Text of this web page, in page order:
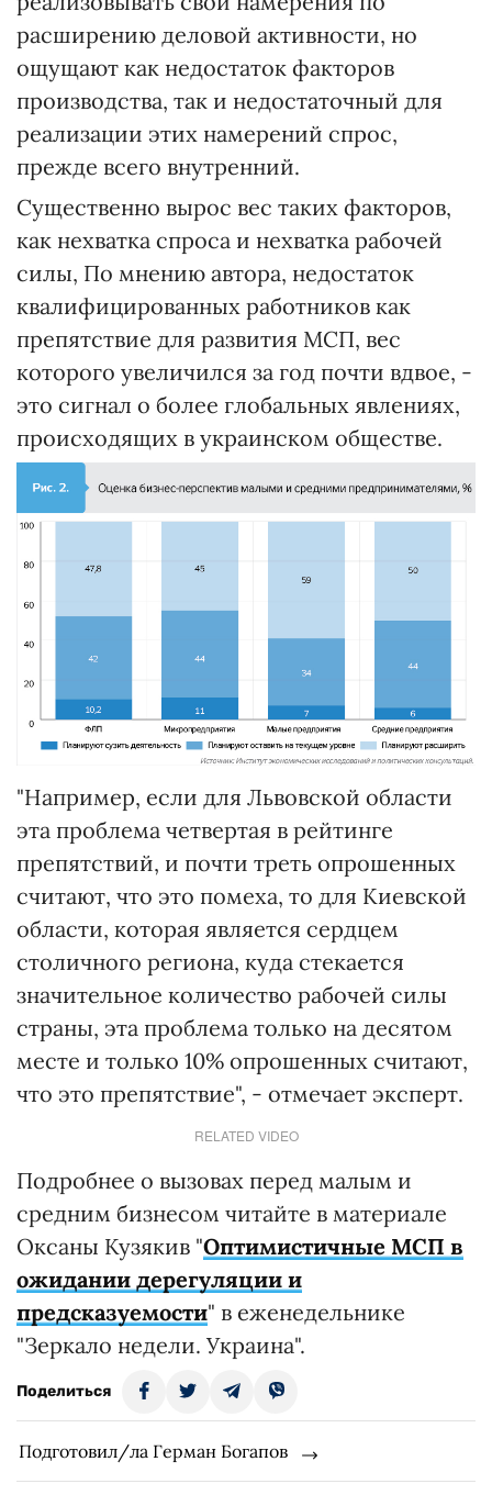
расширению деловой активности, но
ощущают как недостаток факторов
производства, так и недостаточный для
реализации этих намерений спрос,
прежде всего внутренний.
Существенно вырос вес таких факторов,
как нехватка спроса и нехватка рабочей
силы, По мнению автора, недостаток
квалифицированных работников как
препятствие для развития МСП, вес
которого увеличился за год почти вдвое, -
это сигнал о более глобальных явлениях,
происходящих в украинском обществе.
"Например, если для Львовской области
эта проблема четвертая в рейтинге
препятствий, и почти треть опрошенных
считают, что это помеха, то для Киевской
области, которая является сердцем
столичного региона, куда стекается
значительное количество рабочей силы
страны, эта проблема только на десятом
месте и только 10% опрошенных считают,
что это препятствие", - отмечает эксперт.
RELATED VIDEO
Подробнее о вызовах перед малым и
средним бизнесом читайте в материале
Оксаны Кузякив "Оптимистичные МСП в
ожидании дерегуляции и
предсказуемости" в еженедельнике
"Зеркало недели. Украина".
Поделиться
Подготовил/ла Герман Богапов